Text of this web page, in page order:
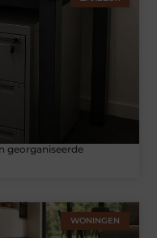
georganiseerde
WONINGEN